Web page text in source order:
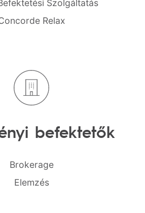
Szolgáltatás
Relax
befektetők
Brokerage
Elemzés